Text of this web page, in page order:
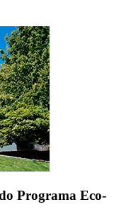
Programa Eco-